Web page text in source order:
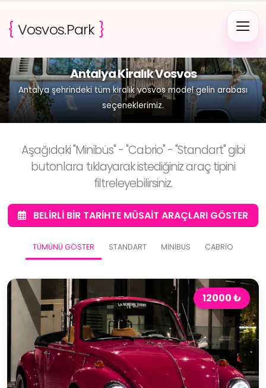
{ Vosvos.Park }
Antalya Kiralık Vosvos
Antalya şehrindeki tüm kiralık vosvos model gelin arabası
seçeneklerimiz.
Aşağıdaki "Minibüs" - "Cabrio" - "Standart" gibi
butonlara tıklayarak istediğiniz araç tipini
filtreleyebilirsiniz.
BELIRLI BIR TARIHTE MÜSAIT ARAÇLARI GÖSTER
TÜMÜNÜ GÖSTER STANDART MINIBUS CABRIO
12000 ₺